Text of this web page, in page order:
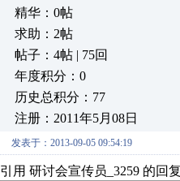
精华：0帖
求助：2帖
帖子：4帖 | 75回
年度积分：0
历史总积分：77
注册：2011年5月08日
发表于：2013-09-05 09:54:19
引用 研讨会宣传员_3259 的回